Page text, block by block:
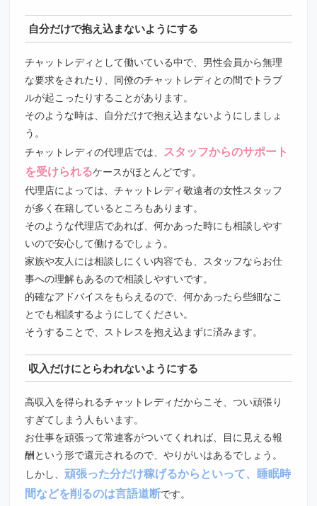
自分だけで抱え込まないようにする
チャットレディとして働いている中で、男性会員から無理
な要求をされたり、同僚のチャットレディとの間でトラブ
ルが起こったりすることがあります。
そのような時は、自分だけで抱え込まないようにしましょ
う。
チャットレディの代理店では、 スタッフからのサポート
を受けられるケースがほとんどです。
代理店によっては、チャットレディ敬遠者の女性スタッフ
が多く在籍しているところもあります。
そのような代理店であれば、何かあった時にも相談しやす
いので安心して働けるでしょう。
家族や友人には相談しにくい内容でも、スタッフならお仕
事への理解もあるので相談しやすいです。
的確なアドバイスをもらえるので、何かあったら些細なこ
とでも相談するようにしてください。
そうすることで、ストレスを抱え込まずに済みます。
収入だけにとらわれないようにする
高収入を得られるチャットレディだからこそ、つい頑張り
すぎてしまう人もいます。
お仕事を頑張って常連客がついてくれれば、目に見える報
酬という形で還元されるので、やりがいはあるでしょう。
しかし、頑張った分だけ稼げるからといって、睡眠時
間などを削るのは言語道断です。